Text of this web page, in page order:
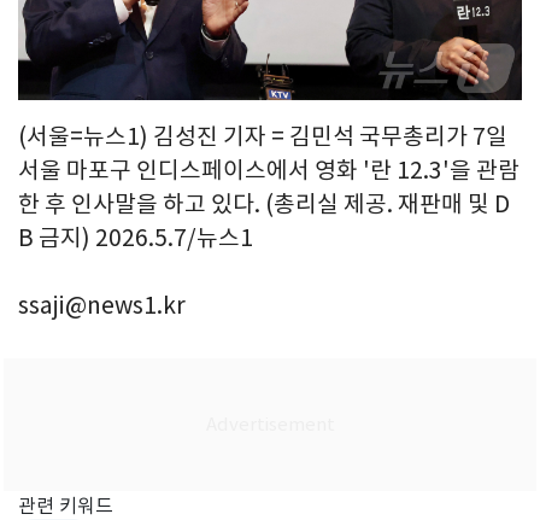
(서울=뉴스1) 김성진 기자 = 김민석 국무총리가 7일
서울 마포구 인디스페이스에서 영화 '란 12.3'을 관람
한 후 인사말을 하고 있다. (총리실 제공. 재판매 및 D
B 금지) 2026.5.7/뉴스1
ssaji@news1.kr
관련 키워드